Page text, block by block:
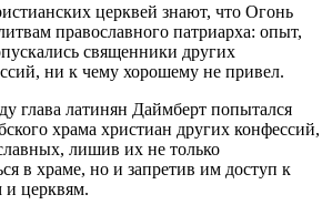
церквей знают, что Огонь
православного патриарха: опыт,
священники других
ни к чему хорошему не привел.
глава латинян Даймберт попытался
храма христиан других конфессий,
лишив их не только
в храме, но и запретив им доступ к
церквям.